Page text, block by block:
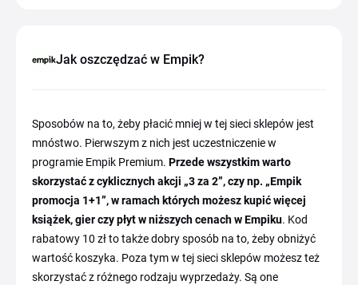
Jak oszczędzać w Empik?
Sposobów na to, żeby płacić mniej w tej sieci sklepów jest
mnóstwo. Pierwszym z nich jest uczestniczenie w
programie Empik Premium. Przede wszystkim warto
skorzystać z cyklicznych akcji „3 za 2”, czy np. „Empik
promocja 1+1”, w ramach których możesz kupić więcej
książek, gier czy płyt w niższych cenach w Empiku. Kod
rabatowy 10 zł to także dobry sposób na to, żeby obniżyć
wartość koszyka. Poza tym w tej sieci sklepów możesz też
skorzystać z różnego rodzaju wyprzedaży. Są one